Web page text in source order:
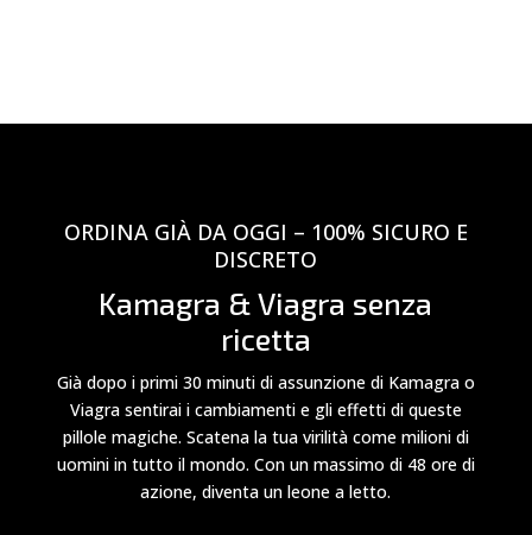
ORDINA GIÀ DA OGGI – 100% SICURO E
DISCRETO
Kamagra & Viagra senza
ricetta
Già dopo i primi 30 minuti di assunzione di Kamagra o
Viagra sentirai i cambiamenti e gli effetti di queste
pillole magiche. Scatena la tua virilità come milioni di
uomini in tutto il mondo. Con un massimo di 48 ore di
azione, diventa un leone a letto.